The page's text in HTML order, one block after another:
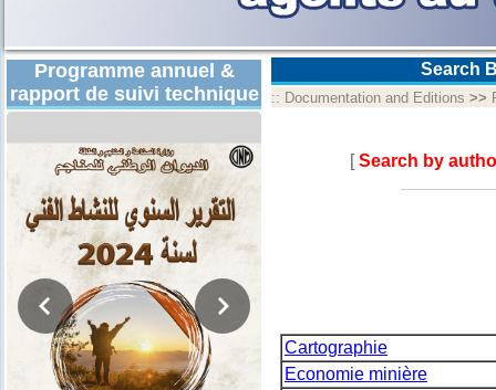
Programme annuel &
rapport de suivi technique
Search
:: Documentation and Editions >>
[Search by
Cartographie
Economie minière